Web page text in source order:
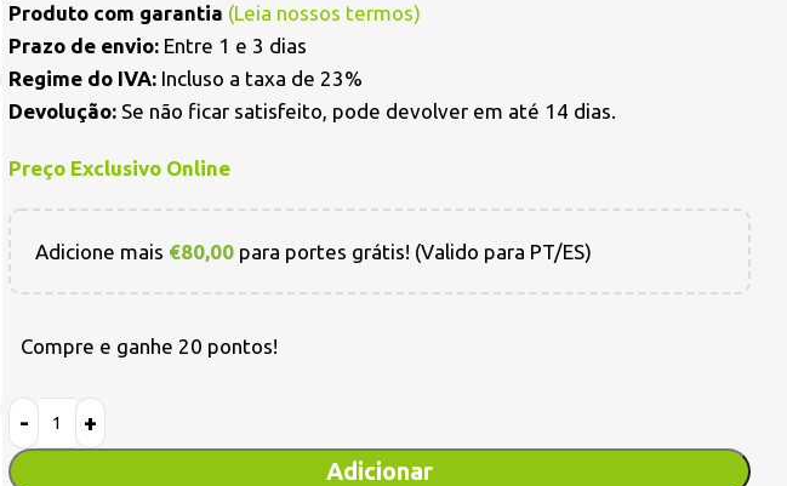
Produto com garantia (Leia nossos termos)
Prazo de envio: Entre 1 e 3 dias
Regime do IVA: Incluso a taxa de 23%
Devolução: Se não ficar satisfeito, pode devolver em até 14 dias.
Preço Exclusivo Online
Adicione mais €80,00 para portes grátis! (Valido para PT/ES)
Compre e ganhe 20 pontos!
Adicionar